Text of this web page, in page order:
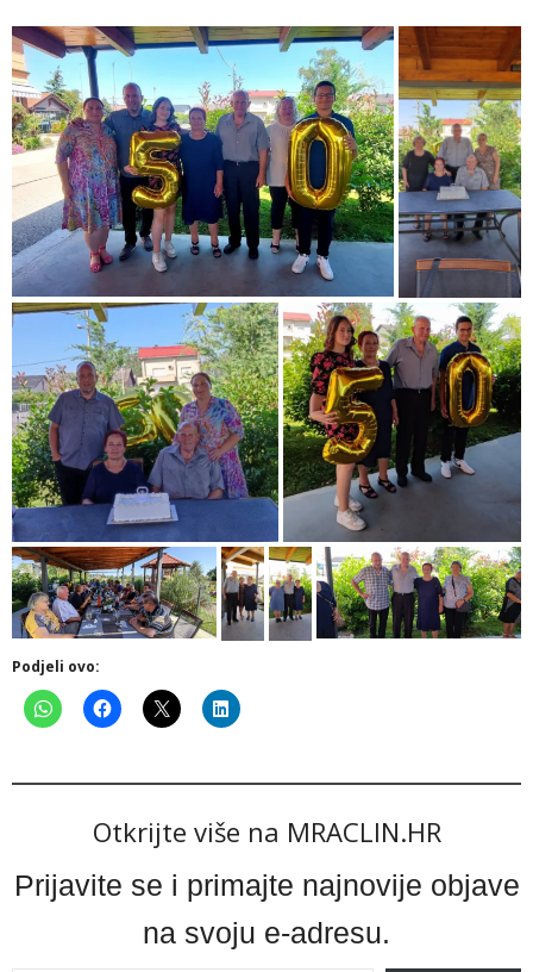
Podjeli ovo:
Otkrijte više na MRACLIN.HR
Prijavite se i primajte najnovije objave
na svoju e-adresu.